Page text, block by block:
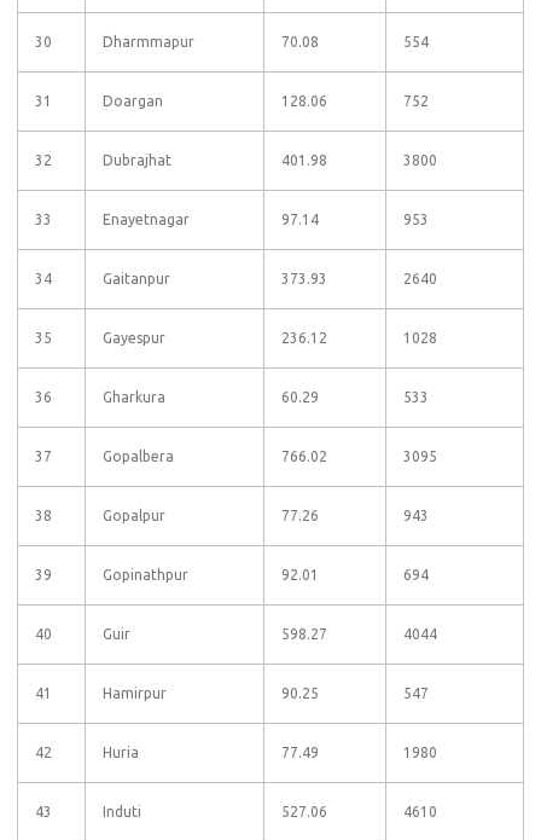
30 Dharmmapur 70.08 554
31 Doargan 128.06 752
32 Dubrajhat 401.98 3800
33 Enayetnagar 97.14 953
34 Gaitanpur 373.93 2640
35 Gayespur 236.12 1028
36 Gharkura 60.29 533
37 Gopalbera 766.02 3095
38 Gopalpur 77.26 943
39 Gopinathpur 92.01 694
40 Guir 598.27 4044
41 Hamirpur 90.25 547
42 Huria 77.49 1980
43 Induti 527.06 4610